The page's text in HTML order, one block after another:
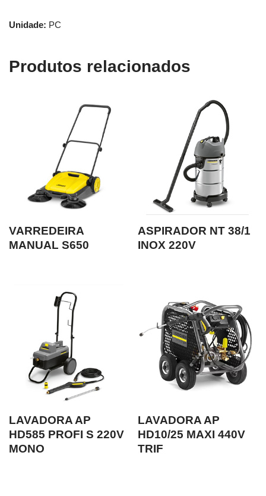
Unidade: PC
Produtos relacionados
VARREDEIRA
MANUAL S650
ASPIRADOR NT 38/1
INOX 220V
LAVADORA AP
HD585 PROFI S 220V
MONO
LAVADORA AP
HD10/25 MAXI 440V
TRIF